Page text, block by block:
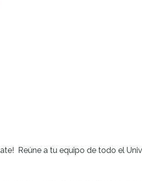
Reúne a tu equipo de todo el